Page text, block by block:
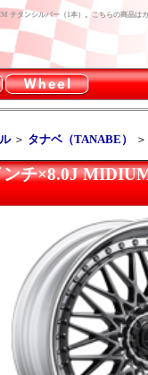
チタンシルバー（1本）。こちらの商品は
＞ タナベ（TANABE）
ンチ×8.0J